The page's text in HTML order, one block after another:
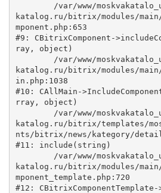
katalog.ru/bitrix/modules/
mponent.php:653
#9: CBitrixComponent-
ray, object)
katalog.ru/bitrix/modules/
in.php:1038
#10: CAllMain-
rray, object)
katalog.ru/bitrix/templates/
nts/bitrix/news/kategory/
#11: include(string)
katalog.ru/bitrix/modules/
mponent_template.php:720
#12: CBitrixComponentTemplate-